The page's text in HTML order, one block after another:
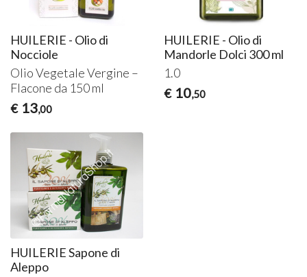
HUILERIE - Olio di
Nocciole
Olio Vegetale Vergine –
Flacone da 150 ml
€ 13,00
HUILERIE - Olio di
Mandorle Dolci 300 ml
1.0
€ 10,50
HUILERIE Sapone di
Aleppo